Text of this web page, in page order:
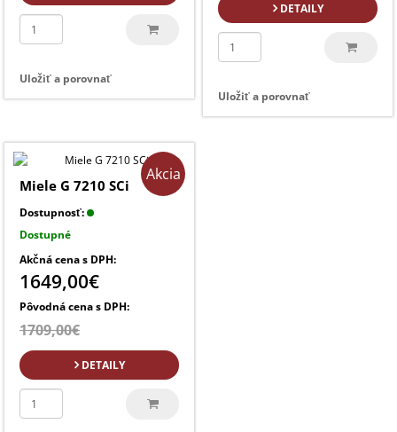
Uložiť a porovnať
DETAILY
Uložiť a porovnať
Akcia
Miele G 7210 SCi
Dostupnosť:
Dostupné
Akčná cena s DPH:
1649,00€
Pôvodná cena s DPH:
1709,00€
DETAILY